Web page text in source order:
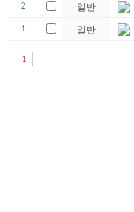
2 일반
1 일반
1